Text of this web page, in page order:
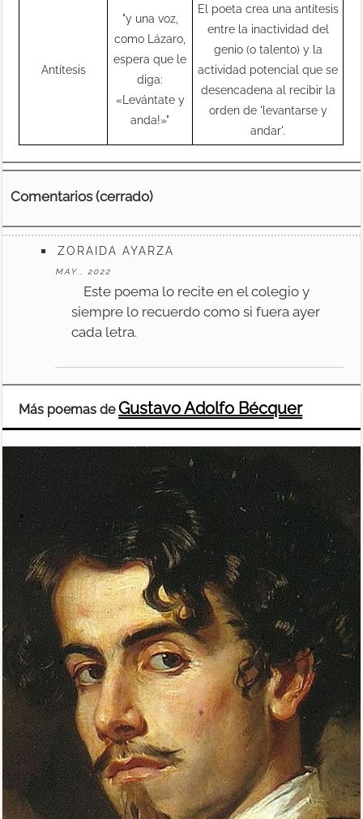
Antítesis
"y una voz,
como Lázaro,
espera que le
diga:
«Levántate y
anda!»"
El poeta crea una antítesis
entre la inactividad del
genio (o talento) y la
actividad potencial que se
desencadena al recibir la
orden de 'levantarse y
andar'.
Comentarios (cerrado)
ZORAIDA AYARZA
MAY., 2022
Este poema lo recite en el colegio y
siempre lo recuerdo como si fuera ayer
cada letra.
Más poemas deGustavo Adolfo Bécquer